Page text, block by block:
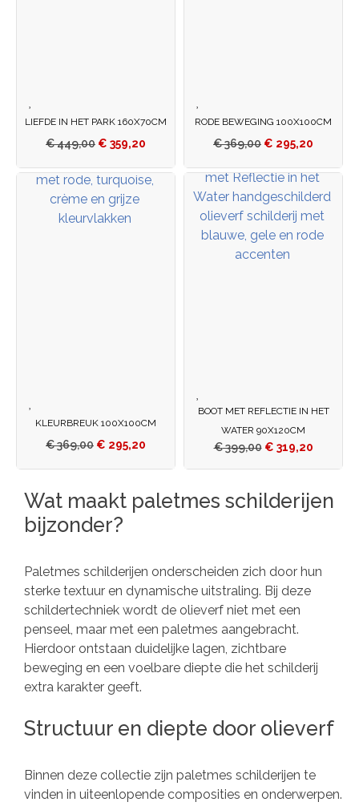
LIEFDE IN HET PARK 160X70CM
€449,00 € 359,20
RODE BEWEGING 100X100CM
€369,00 € 295,20
KLEURBREUK 100X100CM
€369,00 € 295,20
BOOT MET REFLECTIE IN HET
WATER 90X120CM
€399,00 € 319,20
Wat maakt paletmes schilderijen
bijzonder?
Paletmes schilderijen onderscheiden zich door hun
sterke textuur en dynamische uitstraling. Bij deze
schildertechniek wordt de olieverf niet met een
penseel, maar met een paletmes aangebracht.
Hierdoor ontstaan duidelijke lagen, zichtbare
beweging en een voelbare diepte die het schilderij
extra karakter geeft.
Structuur en diepte door olieverf
Binnen deze collectie zijn paletmes schilderijen te
vinden in uiteenlopende composities en onderwerpen.